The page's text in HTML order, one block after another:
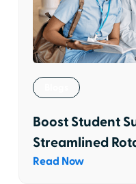
Boost Student
Streamlined
Read Now